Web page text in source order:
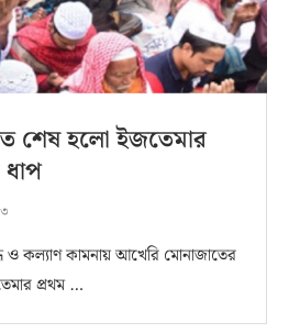
শেষ হলো ইজতেমার
ধাপ
ও কল্যাণ কামনায় আখেরি মোনাজাতের
প্রথম …